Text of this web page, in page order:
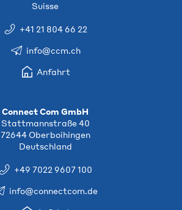
Suisse
+41 21 804 66 22
info@ccm.ch
Anfahrt
Connect Com GmbH
Stattmannstraße 40
72644 Oberboihingen
Deutschland
+49 7022 9607 100
info@connectcom.de